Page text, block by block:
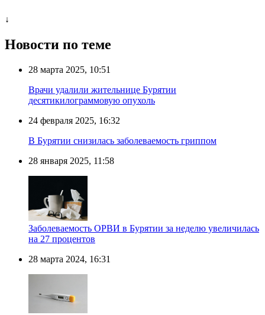
↓
Новости по теме
28 марта 2025, 10:51
Врачи удалили жительнице Бурятии
десятикилограммовую опухоль
24 февраля 2025, 16:32
В Бурятии снизилась заболеваемость гриппом
28 января 2025, 11:58
Заболеваемость ОРВИ в Бурятии за неделю увеличилась
на 27 процентов
28 марта 2024, 16:31